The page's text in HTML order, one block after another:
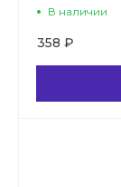
В наличии
358 ₽